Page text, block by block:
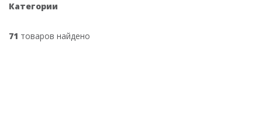
Категории
71 товаров найдено